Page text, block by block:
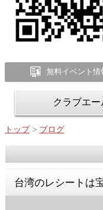
無料イベント情
クラブエ
トップ > ブログ
台湾のレシートは